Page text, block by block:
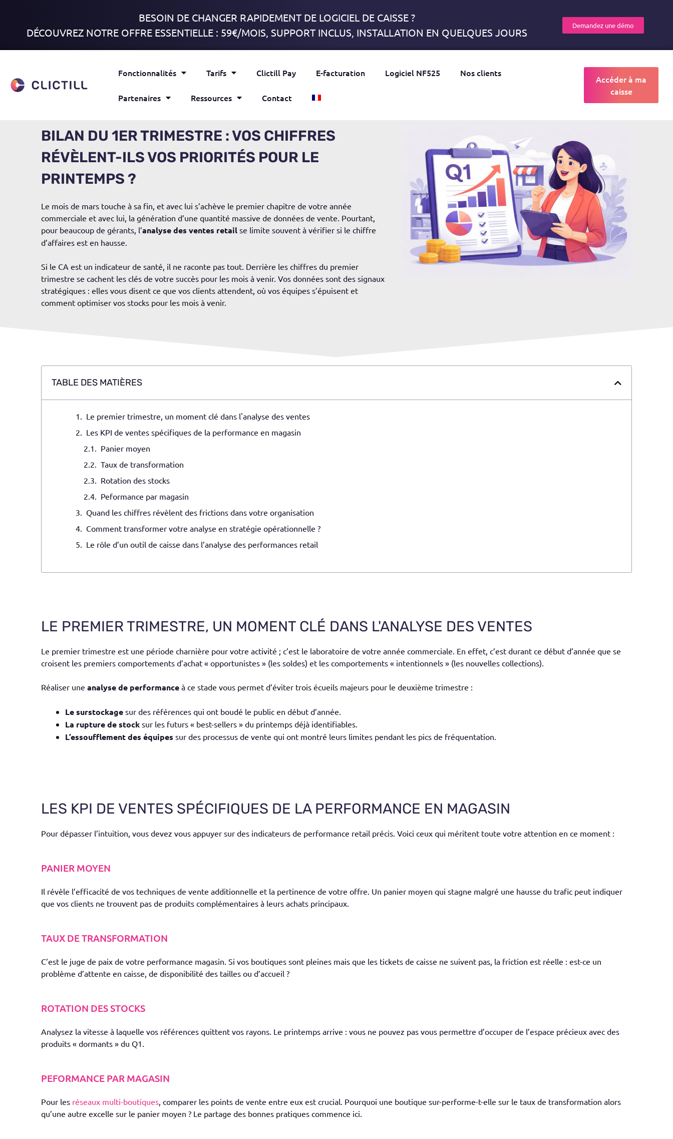
BESOIN DE CHANGER RAPIDEMENT DE LOGICIEL DE CAISSE ?
DÉCOUVREZ NOTRE OFFRE ESSENTIELLE : 59€/MOIS, SUPPORT INCLUS, INSTALLATION EN QUELQUES JOURS
Demandez une démo
Fonctionnalités Tarifs Clictill Pay E-facturation Logiciel NF525 Nos clients
Partenaires Ressources Contact
Accéder à ma
caisse
BILAN DU 1ER TRIMESTRE : VOS CHIFFRES
RÉVÈLENT-ILS VOS PRIORITÉS POUR LE
PRINTEMPS ?
Le mois de mars touche à sa fin, et avec lui s’achève le premier chapitre de votre année
commerciale et avec lui, la génération d’une quantité massive de données de vente. Pourtant,
pour beaucoup de gérants, l’analyse des ventes retail se limite souvent à vérifier si le chiffre
d’affaires est en hausse.
Si le CA est un indicateur de santé, il ne raconte pas tout. Derrière les chiffres du premier
trimestre se cachent les clés de votre succès pour les mois à venir. Vos données sont des signaux
stratégiques : elles vous disent ce que vos clients attendent, où vos équipes s’épuisent et
comment optimiser vos stocks pour les mois à venir.
TABLE DES MATIÈRES
Le premier trimestre, un moment clé dans l'analyse des ventes
Les KPI de ventes spécifiques de la performance en magasin
Panier moyen
Taux de transformation
Rotation des stocks
Peformance par magasin
Quand les chiffres révèlent des frictions dans votre organisation
Comment transformer votre analyse en stratégie opérationnelle ?
Le rôle d’un outil de caisse dans l’analyse des performances retail
LE PREMIER TRIMESTRE, UN MOMENT CLÉ DANS L'ANALYSE DES VENTES
Le premier trimestre est une période charnière pour votre activité ; c’est le laboratoire de votre année commerciale. En effet, c’est durant ce début d’année que se
croisent les premiers comportements d’achat « opportunistes » (les soldes) et les comportements « intentionnels » (les nouvelles collections).
Réaliser une analyse de performance à ce stade vous permet d’éviter trois écueils majeurs pour le deuxième trimestre :
Le surstockage sur des références qui ont boudé le public en début d’année.
La rupture de stock sur les futurs « best-sellers » du printemps déjà identifiables.
L’essoufflement des équipes sur des processus de vente qui ont montré leurs limites pendant les pics de fréquentation.
LES KPI DE VENTES SPÉCIFIQUES DE LA PERFORMANCE EN MAGASIN
Pour dépasser l’intuition, vous devez vous appuyer sur des indicateurs de performance retail précis. Voici ceux qui méritent toute votre attention en ce moment :
PANIER MOYEN
Il révèle l’efficacité de vos techniques de vente additionnelle et la pertinence de votre offre. Un panier moyen qui stagne malgré une hausse du trafic peut indiquer
que vos clients ne trouvent pas de produits complémentaires à leurs achats principaux.
TAUX DE TRANSFORMATION
C’est le juge de paix de votre performance magasin. Si vos boutiques sont pleines mais que les tickets de caisse ne suivent pas, la friction est réelle : est-ce un
problème d’attente en caisse, de disponibilité des tailles ou d’accueil ?
ROTATION DES STOCKS
Analysez la vitesse à laquelle vos références quittent vos rayons. Le printemps arrive : vous ne pouvez pas vous permettre d’occuper de l’espace précieux avec des
produits « dormants » du Q1.
PEFORMANCE PAR MAGASIN
Pour les réseaux multi-boutiques, comparer les points de vente entre eux est crucial. Pourquoi une boutique sur-performe-t-elle sur le taux de transformation alors
qu’une autre excelle sur le panier moyen ? Le partage des bonnes pratiques commence ici.